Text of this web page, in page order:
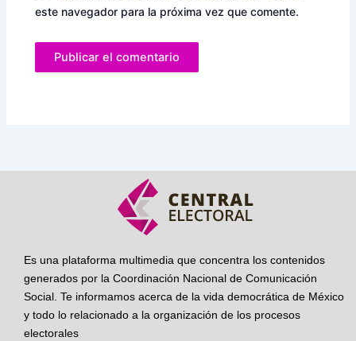
este navegador para la próxima vez que comente.
Es una plataforma multimedia que concentra los contenidos
generados por la Coordinación Nacional de Comunicación
Social. Te informamos acerca de la vida democrática de México
y todo lo relacionado a la organización de los procesos
electorales